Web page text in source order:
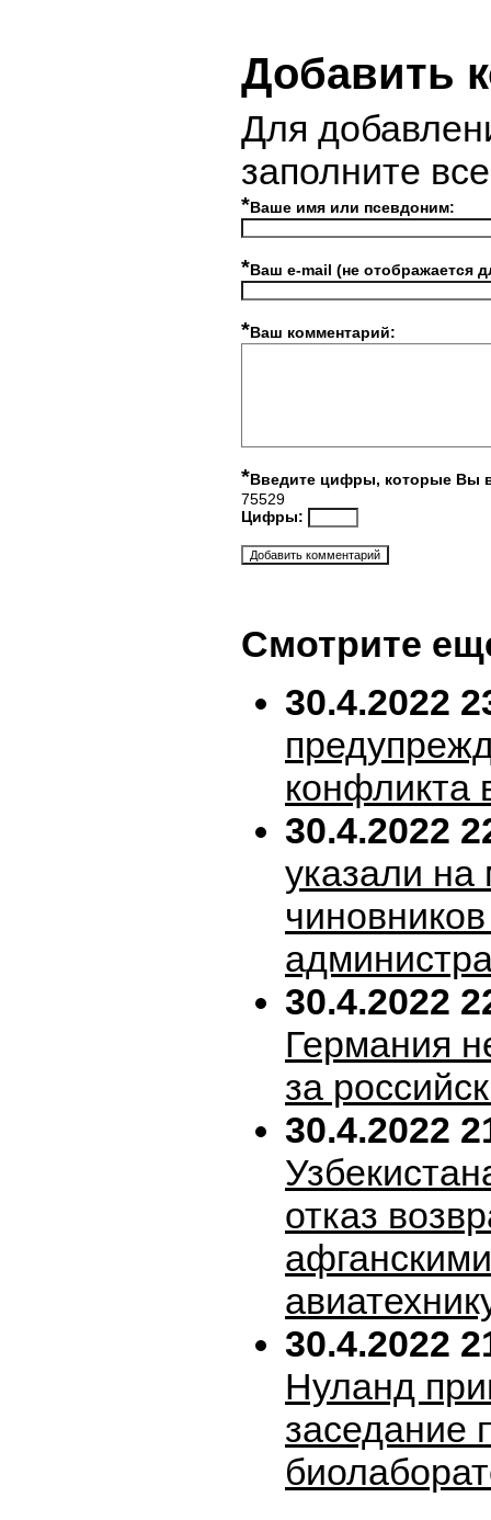
Добавить
Для
заполните
*Ваше имя или псевдоним:
*Ваш e-mail (не отображается
*Ваш комментарий:
*Введите цифры, которые Вы
75529
Цифры:
Смотрите
30.4.2022
конфликта
30.4.2022
указали на
30.4.2022
Германия
за
30.4.2022
отказ
30.4.2022
Нуланд
заседание